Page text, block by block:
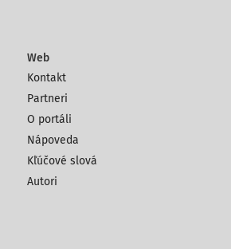
Web
Kontakt
Partneri
O portáli
Nápoveda
Kľúčové slová
Autori